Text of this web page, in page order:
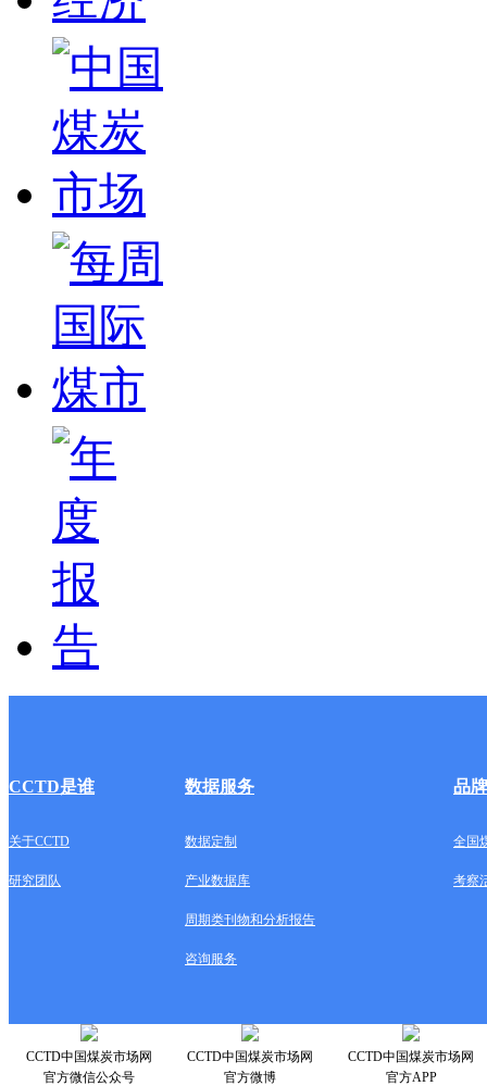
CCTD是谁 数据服务 品
关于CCTD 数据定制 全国
研究团队 产业数据库 考察
周期类刊物和分析报告
咨询服务
CCTD中国煤炭市场网
官方微信公众号
CCTD中国煤炭市场网
官方微博
CCTD中国煤炭市场网
官方APP